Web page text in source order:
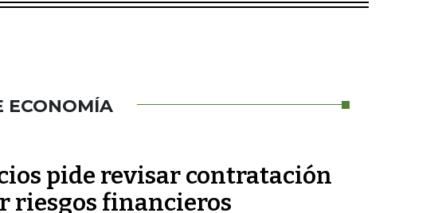
ECONOMÍA
pide revisar contratación
riesgos financieros